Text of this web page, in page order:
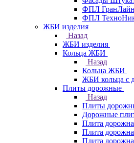
ФПЛ ГранЛайн
ФПЛ
ЖБИ изделия
Назад
ЖБИ изделия
Кольца ЖБИ
Назад
Кольца ЖБИ
ЖБИ кольца с
Плиты дорожные
Назад
Плиты
Дорожные
Плита
Плита
Плита